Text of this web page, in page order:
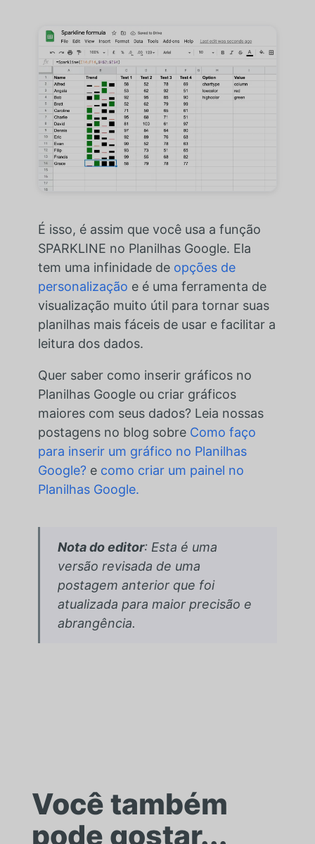
É isso, é assim que você usa a função
SPARKLINE no Planilhas Google. Ela
tem uma infinidade de opções de
personalização e é uma ferramenta de
visualização muito útil para tornar suas
planilhas mais fáceis de usar e facilitar a
leitura dos dados.
Quer saber como inserir gráficos no
Planilhas Google ou criar gráficos
maiores com seus dados? Leia nossas
postagens no blog sobre Como faço
para inserir um gráfico no Planilhas
Google? e como criar um painel no
Planilhas Google.
Nota do editor: Esta é uma
versão revisada de uma
postagem anterior que foi
atualizada para maior precisão e
abrangência.
Você também
pode gostar...